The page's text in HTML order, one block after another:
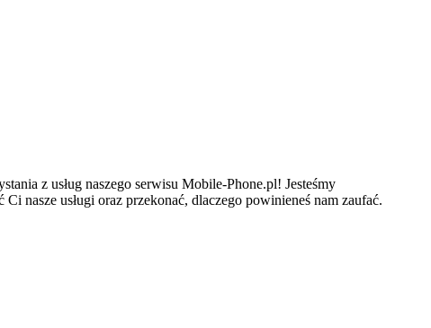
z usług naszego serwisu Mobile-Phone.pl! Jesteśmy
nasze usługi oraz przekonać, dlaczego powinieneś nam zaufać.